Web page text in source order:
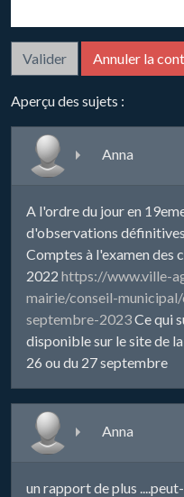
Aperçu des sujets :
Anna
A l'ordre du jour en
d'observations
Comptes à l'examen des
2022 https://www.ville-
mairie/conseil-
septembre-2023Ce qui
disponible sur le site de
26 ou du 27 septembre
Anna
un rapport de plus